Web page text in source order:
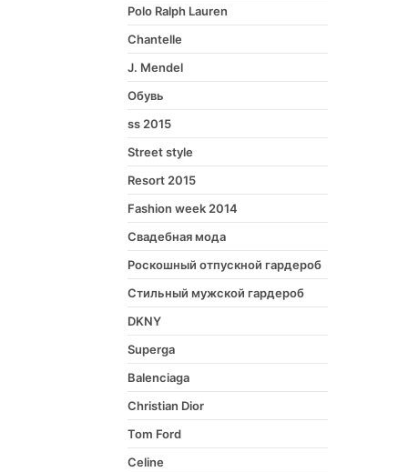
Polo Ralph Lauren
Chantelle
J. Mendel
Обувь
ss 2015
Street style
Resort 2015
Fashion week 2014
Свадебная мода
Роскошный отпускной гардероб
Стильный мужской гардероб
DKNY
Superga
Balenciaga
Christian Dior
Tom Ford
Celine